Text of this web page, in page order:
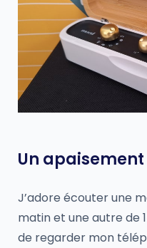
Un
J’adore écouter une
matin et une autre de
de regarder mon